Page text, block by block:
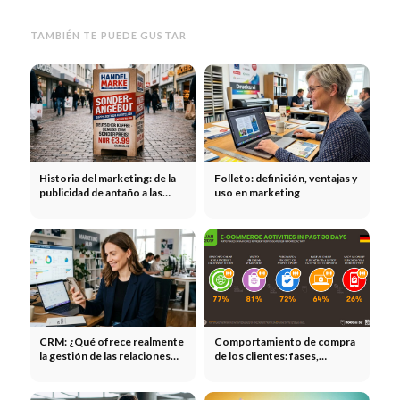
TAMBIÉN TE PUEDE GUSTAR
Historia del marketing: de la
publicidad de antaño a las
Folleto: definición, ventajas y
uso en marketing
CRM: ¿Qué ofrece realmente
la gestión de las relaciones
Comportamiento de compra
de los clientes: fases,